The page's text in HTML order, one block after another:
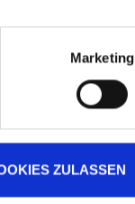
Marketing
ZULASSEN